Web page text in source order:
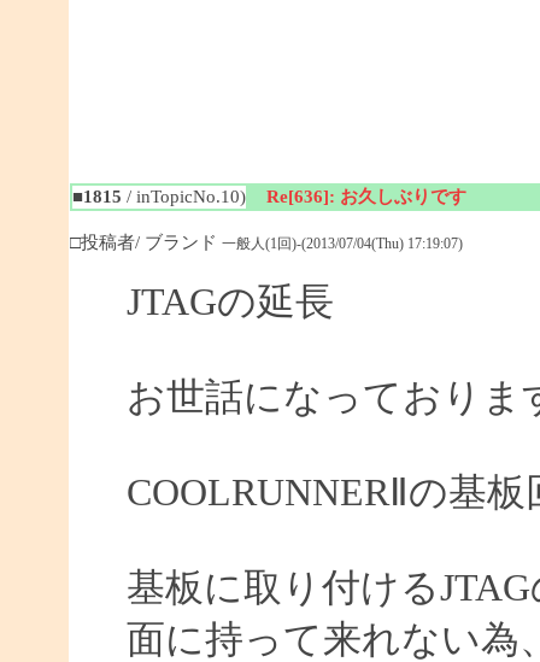
■1815 / inTopicNo.10) Re[636]: お久しぶりです
□投稿者/ ブランド 一般人(1回)-(2013/07/04(Thu) 17:19:07)
JTAGの延長
お世話になっておりま
COOLRUNNERⅡの基
基板に取り付ける
面に持って来れない為